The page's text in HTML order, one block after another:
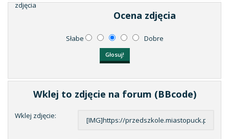
zdjęcia
Ocena zdjęcia
Słabe Dobre
Wklej to zdjęcie na forum (BBcode)
Wklej zdjęcie: